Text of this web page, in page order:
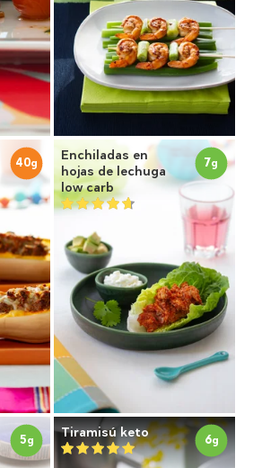
40g
Enchiladas en
hojas de lechuga
low carb
7g
5g Tiramisú keto 6g